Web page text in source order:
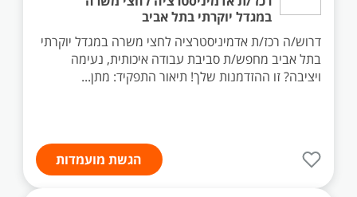
במגדל יוקרתי בתל אביב
דרוש/ה רכז/ת אדמיניסטרציה לחצי משרה במגדל יוקרתי
בתל אביב מחפש/ת סביבת עבודה איכותית, נעימה
ויציבה? זו ההזדמנות שלך! תיאור התפקיד: מתן...
הגשת מועמדות